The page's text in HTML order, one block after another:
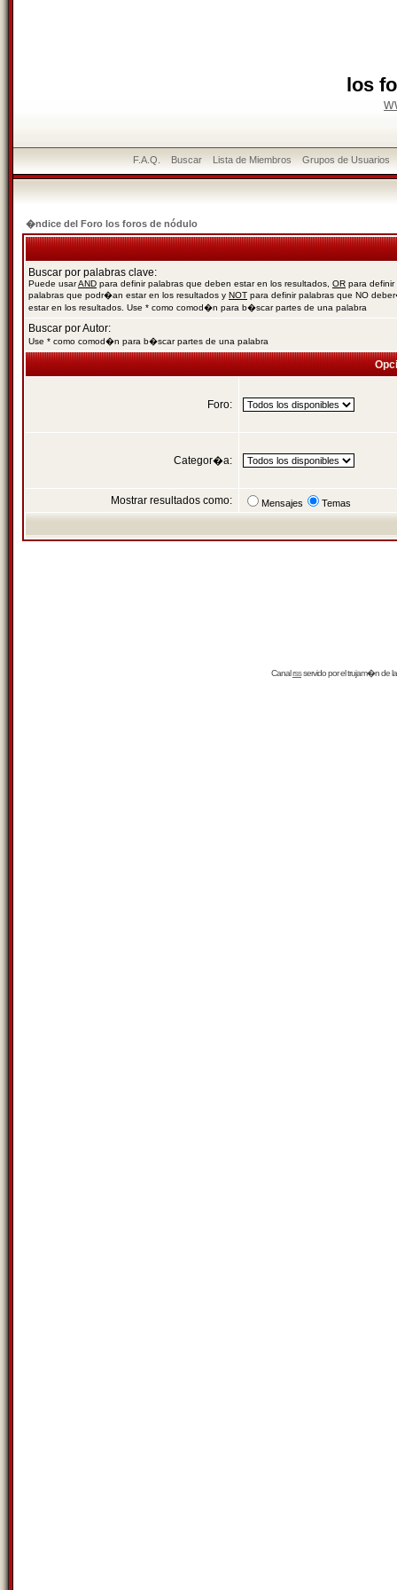
los
F.A.Q. Buscar Lista de Miembros Grupos de Usuarios
�ndice del Foro los foros de nódulo
Buscar por palabras clave:
Puede usarAND para definir palabras que deben estar en los resultados, OR para definir
palabras que podr�an estar en los resultados y NOT para definir palabras que NO
estar en los resultados. Use * como comod�n para b�scar partes de una palabra
Buscar por Autor:
Use * como comod�n para b�scar partes de una palabra
Foro:
Categor�a:
Mostrar resultados como: Mensajes Temas
Canalrssservido por eltrujam�nde